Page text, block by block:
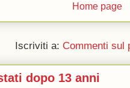
Home page
Iscriviti a: Commenti sul
dopo 13 anni